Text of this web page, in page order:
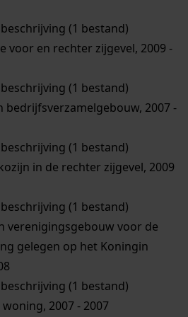
(1 bestand)
voor en rechter zijgevel, 2009 -
(1 bestand)
bedrijfsverzamelgebouw, 2007 -
(1 bestand)
in de rechter zijgevel, 2009
(1 bestand)
verenigingsgebouw voor de
gelegen op het Koningin
(1 bestand)
2007 - 2007